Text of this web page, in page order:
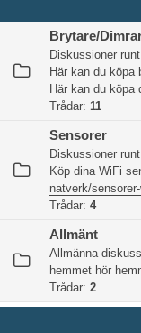
Brytare/
Diskussioner
Här kan du köpa
Här kan du köpa
Trådar: 11
Sensorer
Diskussioner
Köp dina WiFi
natverk/
Trådar: 4
Allmänt
Allmänna
hemmet hör
Trådar: 2